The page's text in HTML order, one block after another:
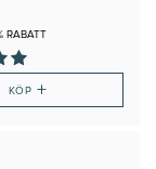
RABATT
KÖP +